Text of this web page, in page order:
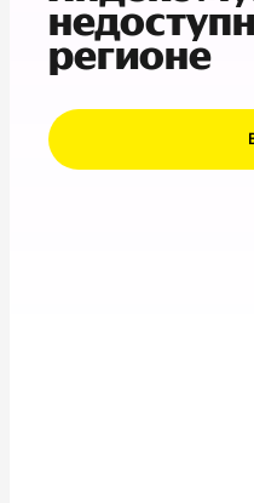
регионе